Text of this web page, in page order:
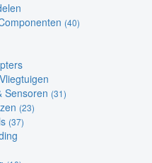
(40)
Sensoren (31)
(23)
(37)